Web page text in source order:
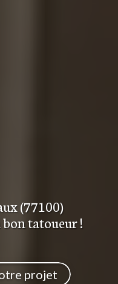
(77100)
bon tatoueur!
projet